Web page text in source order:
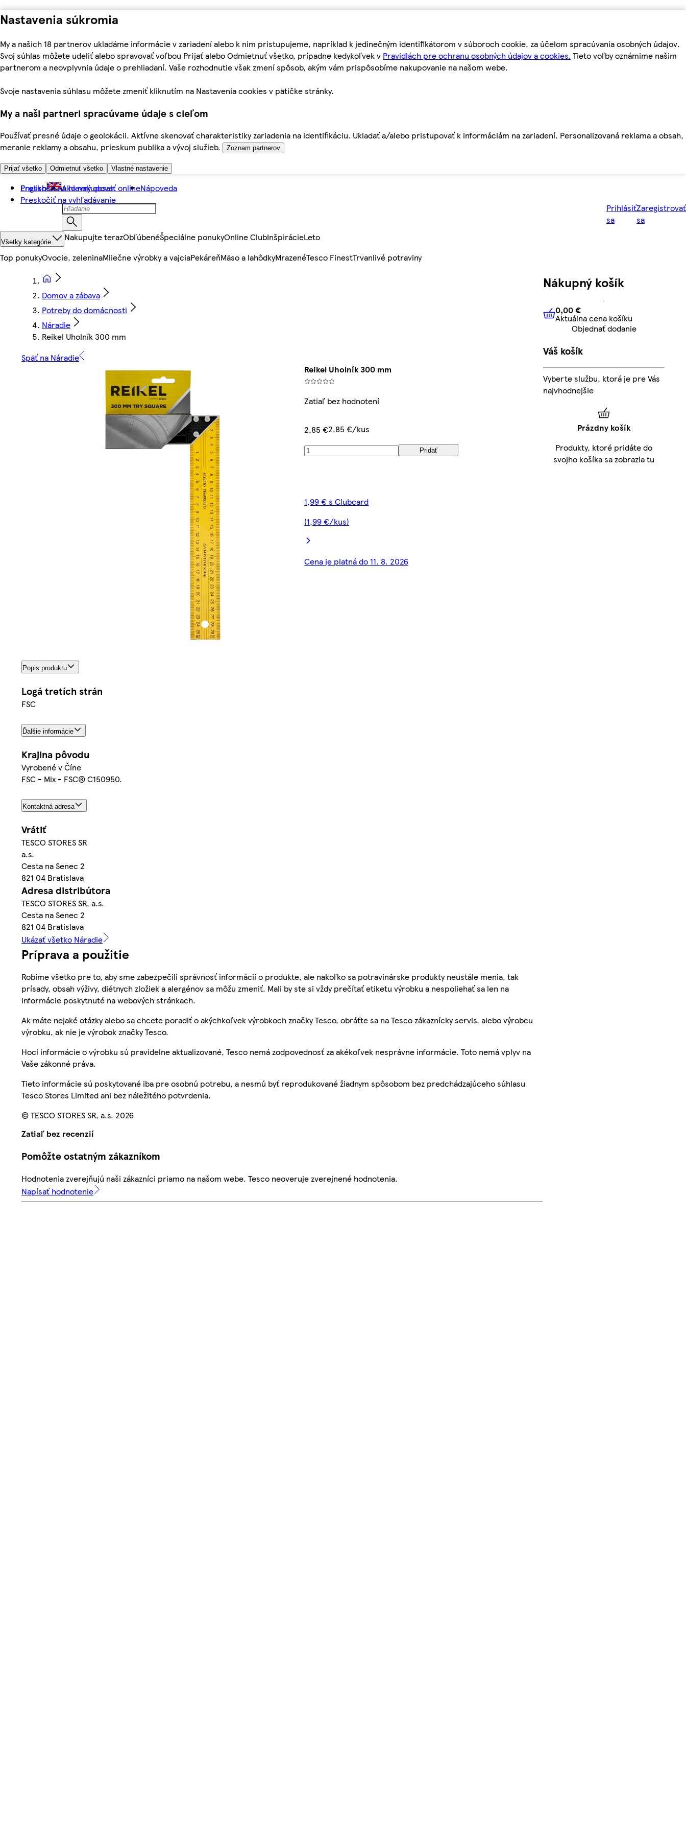
Nastavenia súkromia
My a našich 18 partnerov ukladáme informácie v zariadení alebo k nim pristupujeme, napríklad k jedinečným identifikátorom v súboroch cookie, za účelom spracúvania osobných údajov.
Svoj súhlas môžete udeliť alebo spravovať voľbou Prijať alebo Odmietnuť všetko, prípadne kedykoľvek v Pravidlách pre ochranu osobných údajov a cookies. Tieto voľby oznámime našim
partnerom a neovplyvnia údaje o prehliadaní. Vaše rozhodnutie však zmení spôsob, akým vám prispôsobíme nakupovanie na našom webe.
Svoje nastavenia súhlasu môžete zmeniť kliknutím na Nastavenia cookies v pätičke stránky.
My a naši partneri spracúvame údaje s cieľom
Používať presné údaje o geolokácii. Aktívne skenovať charakteristiky zariadenia na identifikáciu. Ukladať a/alebo pristupovať k informáciám na zariadení. Personalizovaná reklama a obsah,
meranie reklamy a obsahu, prieskum publika a vývoj služieb.
Zoznam partnerov
Prijať všetko Odmietnuť všetko Vlastné nastavenie
Preskočiť na hlavný obsah
Preskočiť na vyhľadávanie
English Ako nakupovať onlineNápoveda
Prihlásiť
sa
Zaregistrovať
sa
Všetky kategórie Nakupujte terazObľúbenéŠpeciálne ponukyOnline ClubInšpirácieLeto
Top ponukyOvocie, zeleninaMliečne výrobky a vajciaPekáreňMäso a lahôdkyMrazenéTesco FinestTrvanlivé potraviny
Domov a zábava
Potreby do domácnosti
Náradie
Reikel Uholník 300 mm
Späť na Náradie
Reikel Uholník 300 mm
Zatiaľ bez hodnotení
2,85 €2,85 €/kus
Pridať
1,99 € s Clubcard
(1,99 €/kus)
Cena je platná do 11. 8. 2026
Popis produktu
Logá tretích strán
FSC
Ďalšie informácie
Krajina pôvodu
Vyrobené v Číne
FSC - Mix - FSC® C150950.
Kontaktná adresa
Vrátiť
TESCO STORES SR
a.s.
Cesta na Senec 2
821 04 Bratislava
Adresa distribútora
TESCO STORES SR, a.s.
Cesta na Senec 2
821 04 Bratislava
Ukázať všetko Náradie
Príprava a použitie
Robíme všetko pre to, aby sme zabezpečili správnosť informácií o produkte, ale nakoľko sa potravinárske produkty neustále menia, tak
prísady, obsah výživy, diétnych zložiek a alergénov sa môžu zmeniť. Mali by ste si vždy prečítať etiketu výrobku a nespoliehať sa len na
informácie poskytnuté na webových stránkach.
Ak máte nejaké otázky alebo sa chcete poradiť o akýchkoľvek výrobkoch značky Tesco, obráťte sa na Tesco zákaznícky servis, alebo výrobcu
výrobku, ak nie je výrobok značky Tesco.
Hoci informácie o výrobku sú pravidelne aktualizované, Tesco nemá zodpovednosť za akékoľvek nesprávne informácie. Toto nemá vplyv na
Vaše zákonné práva.
Tieto informácie sú poskytované iba pre osobnú potrebu, a nesmú byť reprodukované žiadnym spôsobom bez predchádzajúceho súhlasu
Tesco Stores Limited ani bez náležitého potvrdenia.
© TESCO STORES SR, a.s. 2026
Zatiaľ bez recenzií
Pomôžte ostatným zákazníkom
Hodnotenia zverejňujú naši zákazníci priamo na našom webe. Tesco neoveruje zverejnené hodnotenia.
Napísať hodnotenie
Nákupný košík
0,00 € Aktuálna cena košíku
0,00 €
Aktuálna cena košíku
Objednať dodanie
Váš košík
Vyberte službu, ktorá je pre Vás
najvhodnejšie
Prázdny košík
Produkty, ktoré pridáte do
svojho košíka sa zobrazia tu